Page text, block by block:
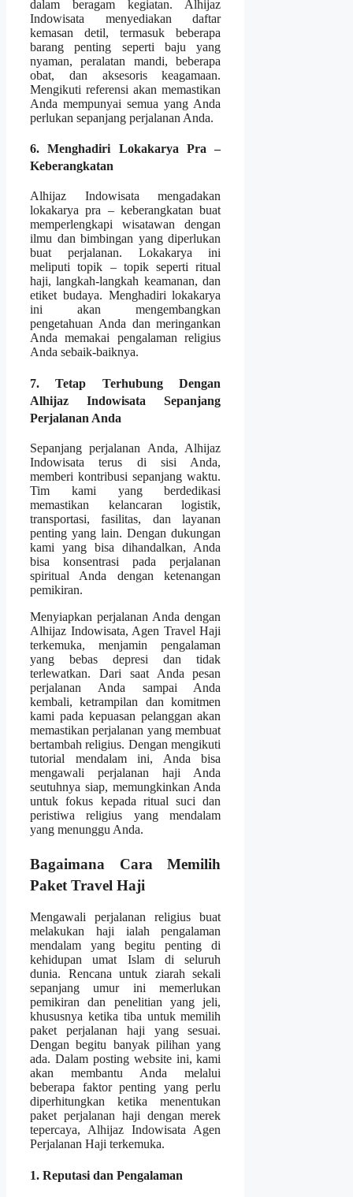
dalam beragam kegiatan. Alhijaz
Indowisata menyediakan daftar
kemasan detil, termasuk beberapa
barang penting seperti baju yang
nyaman, peralatan mandi, beberapa
obat, dan aksesoris keagamaan.
Mengikuti referensi akan memastikan
Anda mempunyai semua yang Anda
perlukan sepanjang perjalanan Anda.
6. Menghadiri Lokakarya Pra –
Keberangkatan
Alhijaz Indowisata mengadakan
lokakarya pra – keberangkatan buat
memperlengkapi wisatawan dengan
ilmu dan bimbingan yang diperlukan
buat perjalanan. Lokakarya ini
meliputi topik – topik seperti ritual
haji, langkah-langkah keamanan, dan
etiket budaya. Menghadiri lokakarya
ini akan mengembangkan
pengetahuan Anda dan meringankan
Anda memakai pengalaman religius
Anda sebaik-baiknya.
7. Tetap Terhubung Dengan
Alhijaz Indowisata Sepanjang
Perjalanan Anda
Sepanjang perjalanan Anda, Alhijaz
Indowisata terus di sisi Anda,
memberi kontribusi sepanjang waktu.
Tim kami yang berdedikasi
memastikan kelancaran logistik,
transportasi, fasilitas, dan layanan
penting yang lain. Dengan dukungan
kami yang bisa dihandalkan, Anda
bisa konsentrasi pada perjalanan
spiritual Anda dengan ketenangan
pemikiran.
Menyiapkan perjalanan Anda dengan
Alhijaz Indowisata, Agen Travel Haji
terkemuka, menjamin pengalaman
yang bebas depresi dan tidak
terlewatkan. Dari saat Anda pesan
perjalanan Anda sampai Anda
kembali, ketrampilan dan komitmen
kami pada kepuasan pelanggan akan
memastikan perjalanan yang membuat
bertambah religius. Dengan mengikuti
tutorial mendalam ini, Anda bisa
mengawali perjalanan haji Anda
seutuhnya siap, memungkinkan Anda
untuk fokus kepada ritual suci dan
peristiwa religius yang mendalam
yang menunggu Anda.
Bagaimana Cara Memilih
Paket Travel Haji
Mengawali perjalanan religius buat
melakukan haji ialah pengalaman
mendalam yang begitu penting di
kehidupan umat Islam di seluruh
dunia. Rencana untuk ziarah sekali
sepanjang umur ini memerlukan
pemikiran dan penelitian yang jeli,
khususnya ketika tiba untuk memilih
paket perjalanan haji yang sesuai.
Dengan begitu banyak pilihan yang
ada. Dalam posting website ini, kami
akan membantu Anda melalui
beberapa faktor penting yang perlu
diperhitungkan ketika menentukan
paket perjalanan haji dengan merek
tepercaya, Alhijaz Indowisata Agen
Perjalanan Haji terkemuka.
1. Reputasi dan Pengalaman